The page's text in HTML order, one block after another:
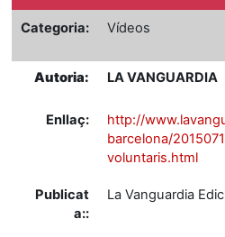
Categoria: Vídeos
Autoria: LA VANGUARDIA
Enllaç:
http://
barcelona/
voluntaris.html
Publicat
a::
La Vanguardia